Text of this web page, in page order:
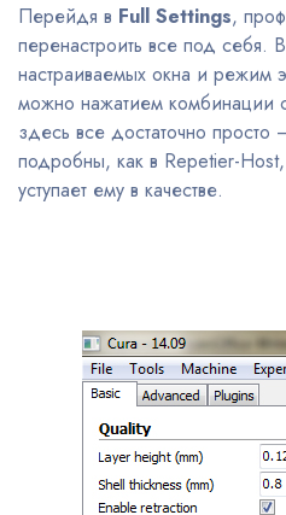
Перейдя в Full Settings,
перенастроить все под себя.
настраиваемых окна и режим
можно нажатием комбинации
здесь все достаточно просто
подробны, как в Repetier-
уступает ему в качестве.